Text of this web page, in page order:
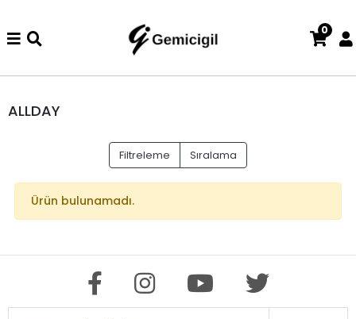
iade ve değişim işlemi yoktur.
0
ALLDAY
Filtreleme Sıralama
Ürün bulunamadı.